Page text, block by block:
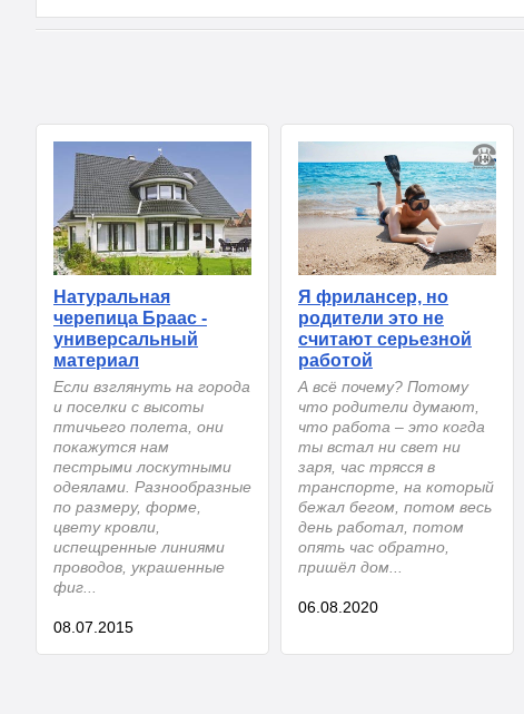
Натуральная
черепица Браас -
универсальный
материал
Если взглянуть на города
и поселки с высоты
птичьего полета, они
покажутся нам
пестрыми лоскутными
одеялами. Разнообразные
по размеру, форме,
цвету кровли,
испещренные линиями
проводов, украшенные
фиг...
08.07.2015
Я фрилансер, но
родители это не
считают серьезной
работой
А всё почему? Потому
что родители думают,
что работа – это когда
ты встал ни свет ни
заря, час трясся в
транспорте, на который
бежал бегом, потом весь
день работал, потом
опять час обратно,
пришёл дом...
06.08.2020